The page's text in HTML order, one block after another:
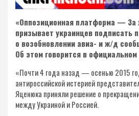
«Оппозиционная платформа —
призывает украинцев подписать
о возобновлении авиа- и ж/д
Об этом говорится в
«Почти 4 года назад — осенью 2015
антироссийской истерией
Яценюка приняли решение о
между Украиной и Россией.